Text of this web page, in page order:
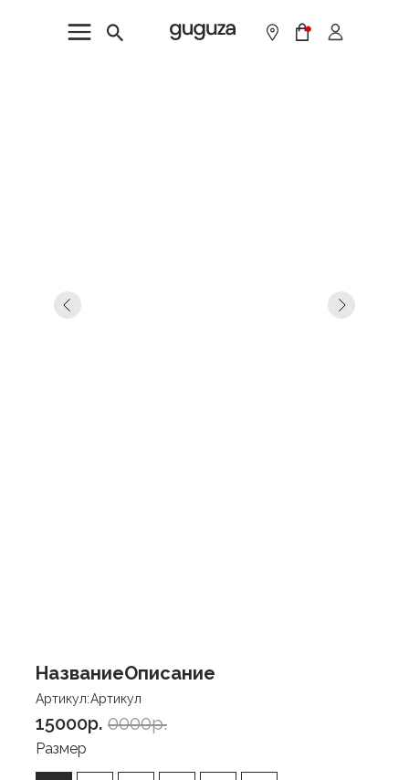
Артикул
Артикул:
0000p.
15000p.
Размер
НазваниеОписание